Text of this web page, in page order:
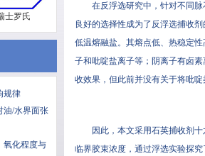
士罗氏
规律
油/水界面张
氧化程度与
在反浮选研究中，针对不
良好的选择性成为了反浮选捕收剂
低温熔融盐。其熔点低、热稳
子和吡啶盐离子等；阴离子有卤
收效果，但此前并没有关于将吡
因此，本文采用石英捕收
临界胶束浓度，通过浮选实验探究